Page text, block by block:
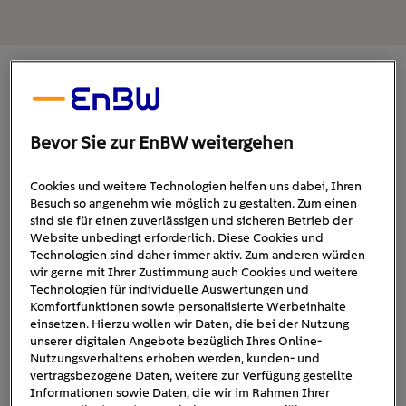
Diebstahl von Wärmepumpen: Die
unterschätzte Gefahr?
Man mag es kaum glauben: Da die Nachfrage nach
Geschäftsfeld aufgetan. In den letzten Monaten wurde in
vielen Medien über den vermehrten Diebstahl von
Wärmepumpen berichtet. Die
Verbraucherschutzzentralen sind alarmiert, die
Landeskriminalämter (LKA) warnen ebenfalls vor
steigenden Fallzahlen.
Besonders begehrt sind derzeit Außeneinheiten von
Luftwärmepumpen. Im Fokus stehenNeubau-Projekte,
die leicht zugänglich sind, vor allem Rohbauten, an
Bevor Sie zur EnBW weitergehen
Cookies und weitere Technologien helfen uns dabei, Ihren
Besuch so angenehm wie möglich zu gestalten. Zum einen
sind sie für einen zuverlässigen und sicheren Betrieb der
Website unbedingt erforderlich. Diese Cookies und
Technologien sind daher immer aktiv. Zum anderen würden
wir gerne mit Ihrer Zustimmung auch Cookies und weitere
Technologien für individuelle Auswertungen und
Komfortfunktionen sowie personalisierte Werbeinhalte
einsetzen. Hierzu wollen wir Daten, die bei der Nutzung
unserer digitalen Angebote bezüglich Ihres Online-
Nutzungsverhaltens erhoben werden, kunden- und
vertragsbezogene Daten, weitere zur Verfügung gestellte
Informationen sowie Daten, die wir im Rahmen Ihrer